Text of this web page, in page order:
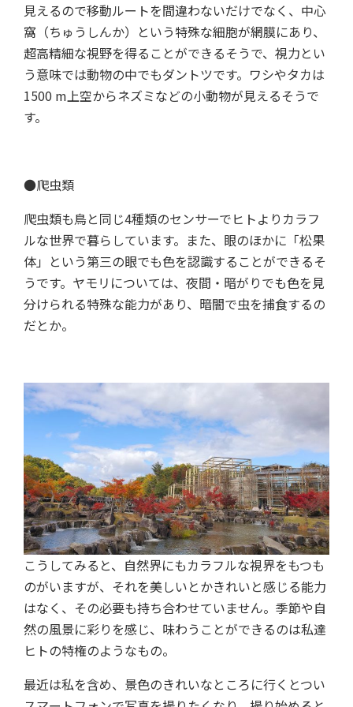
見えるので移動ルートを間違わないだけでなく、中心
窩（ちゅうしんか）という特殊な細胞が網膜にあり、
超高精細な視野を得ることができるそうで、視力とい
う意味では動物の中でもダントツです。ワシやタカは
1500 m上空からネズミなどの小動物が見えるそうで
す。
●爬虫類
爬虫類も鳥と同じ4種類のセンサーでヒトよりカラフ
ルな世界で暮らしています。また、眼のほかに「松果
体」という第三の眼でも色を認識することができるそ
うです。ヤモリについては、夜間・暗がりでも色を見
分けられる特殊な能力があり、暗闇で虫を捕食するの
だとか。
こうしてみると、自然界にもカラフルな視界をもつも
のがいますが、それを美しいとかきれいと感じる能力
はなく、その必要も持ち合わせていません。季節や自
然の風景に彩りを感じ、味わうことができるのは私達
ヒトの特権のようなもの。
最近は私を含め、景色のきれいなところに行くとつい